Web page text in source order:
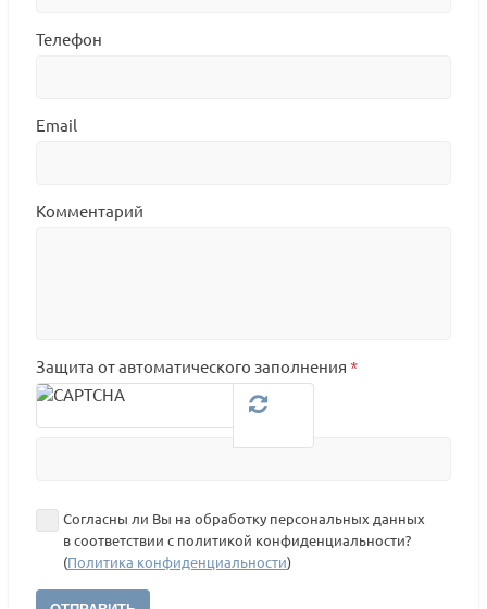
Телефон
Email
Комментарий
Защита от автоматического заполнения *
Согласны ли Вы на обработку персональных данных
в соответствии с политикой конфиденциальности?
(Политика конфиденциальности)